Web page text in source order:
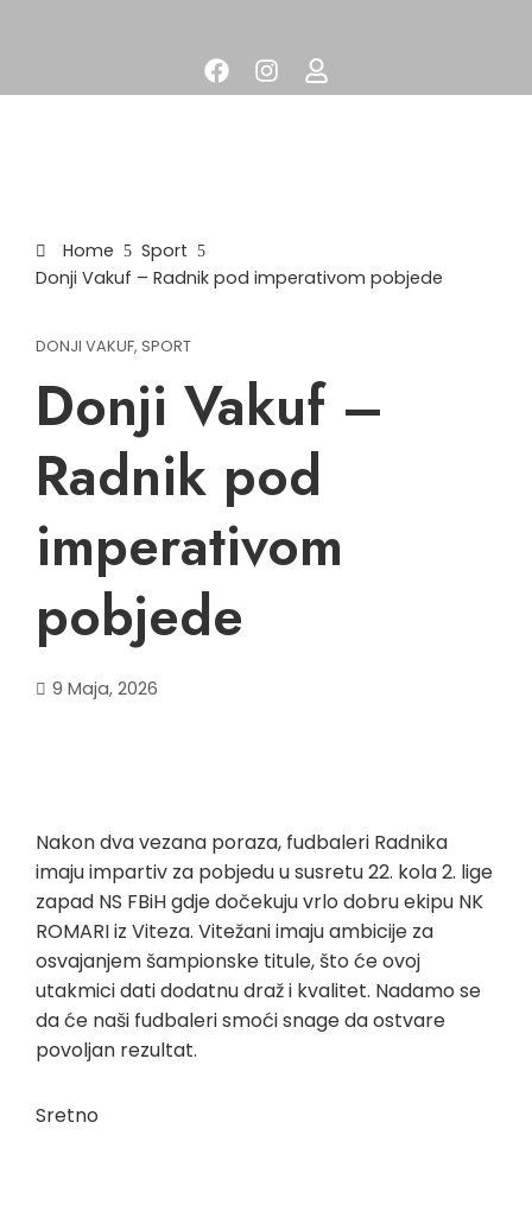
Home
Sport
Donji Vakuf – Radnik pod imperativom pobjede
DONJI VAKUF, SPORT
Donji Vakuf –
Radnik pod
imperativom
pobjede
9 Maja, 2026
Nakon dva vezana poraza, fudbaleri Radnika
imaju impartiv za pobjedu u susretu 22. kola 2. lige
zapad NS FBiH gdje dočekuju vrlo dobru ekipu NK
ROMARI iz Viteza. Vitežani imaju ambicije za
osvajanjem šampionske titule, što će ovoj
utakmici dati dodatnu draž i kvalitet. Nadamo se
da će naši fudbaleri smoći snage da ostvare
povoljan rezultat.
Sretno